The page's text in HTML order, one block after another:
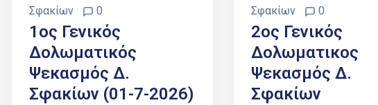
Σφακίων
0
1ος Γενικός
Δολωματικός
Ψεκασμός Δ.
Σφακίων (01-7-2026)
Σφακίων
0
2ος Γενικός
Δολωματικος
Ψεκασμός Δ.
Σφακίων